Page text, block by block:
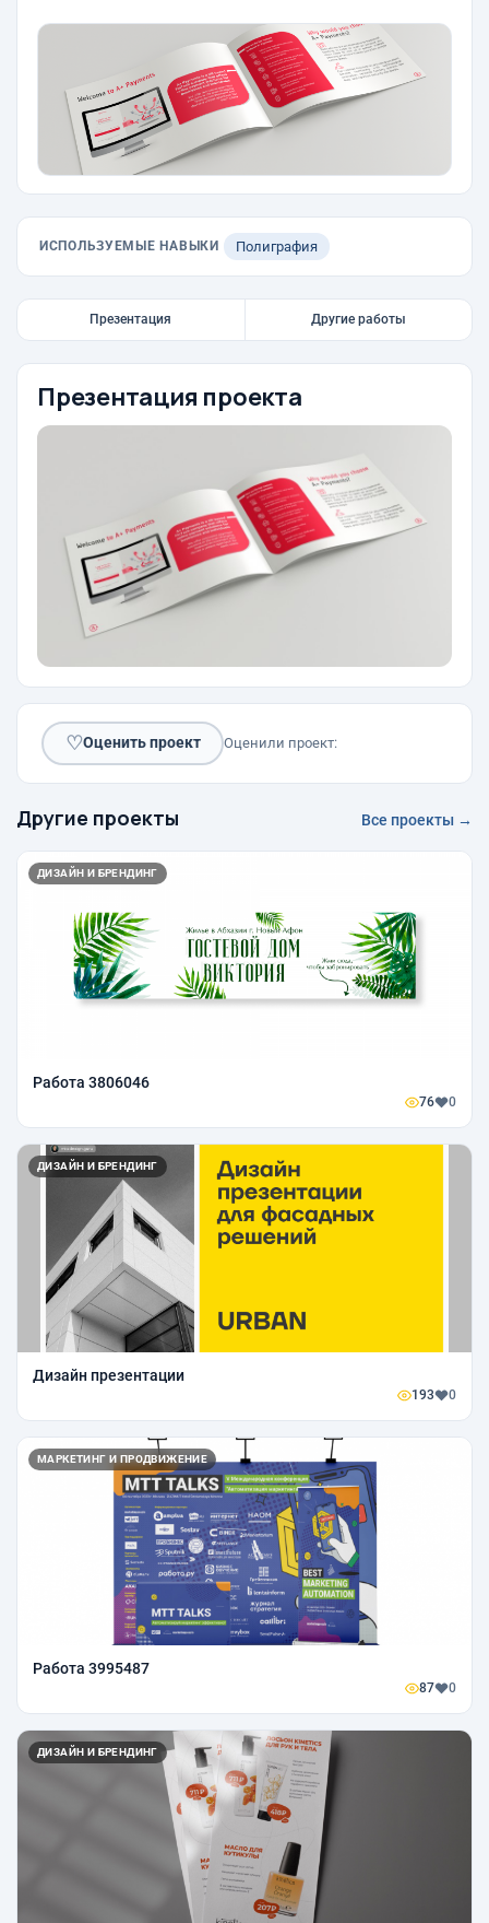
ИСПОЛЬЗУЕМЫЕ НАВЫКИ Полиграфия
Презентация Другие работы
Презентация проекта
♡Оценить проект Оценили проект:
Другие проекты Все проекты →
ДИЗАЙН И БРЕНДИНГ
Работа 3806046
76 0
ДИЗАЙН И БРЕНДИНГ
Дизайн презентации
193 0
МАРКЕТИНГ И ПРОДВИЖЕНИЕ
Работа 3995487
87 0
ДИЗАЙН И БРЕНДИНГ